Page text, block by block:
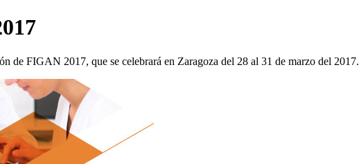
de FIGAN 2017, que se celebrará en Zaragoza del 28 al 31 de marzo del 2017.